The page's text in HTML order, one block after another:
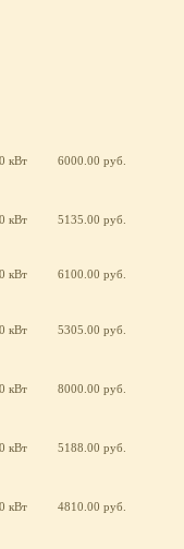
кВт 6000.00 руб.
кВт 5135.00 руб.
кВт 6100.00 руб.
кВт 5305.00 руб.
кВт 8000.00 руб.
кВт 5188.00 руб.
кВт 4810.00 руб.